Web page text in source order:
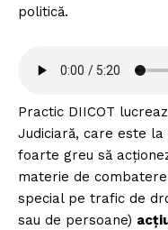
politică.
Practic DIICOT
Judiciară, care este
foarte greu să
materie de
special pe trafic de
sau de persoane)